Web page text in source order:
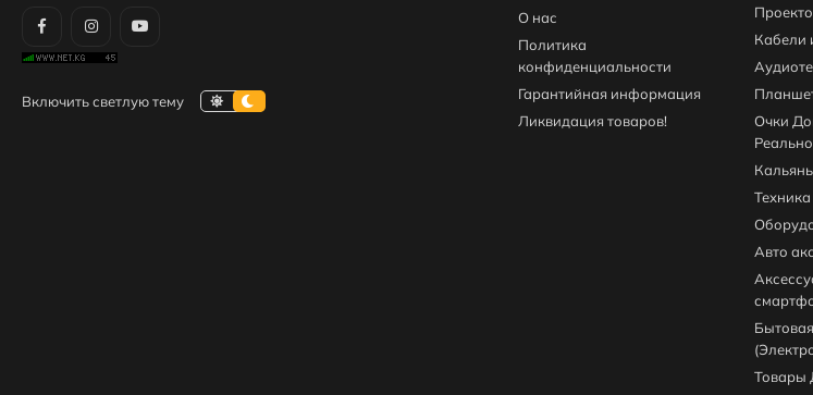
О нас
Политика
конфиденциальности
Гарантийная информация
Ликвидация товаров!
Кабели
Очки
Авто
Товары